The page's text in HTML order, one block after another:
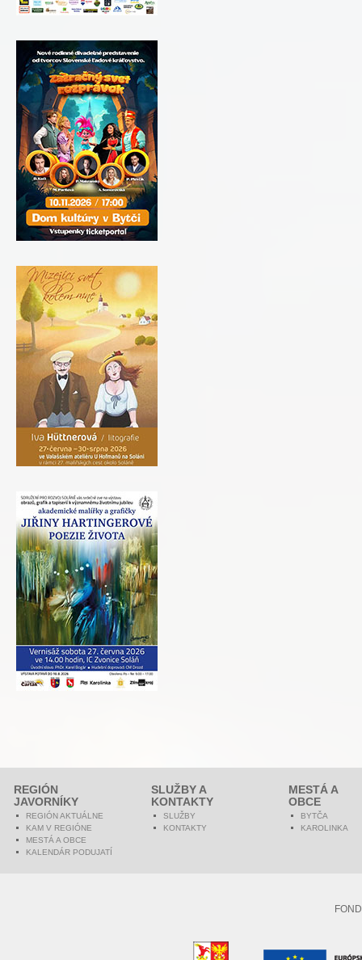
REGIÓN
JAVORNÍKY
REGIÓN AKTUÁLNE
KAM V REGIÓNE
MESTÁ A OBCE
KALENDÁR PODUJATÍ
SLUŽBY A
KONTAKTY
SLUŽBY
KONTAKTY
MESTÁ A
OBCE
BYTČA
KAROLINKA